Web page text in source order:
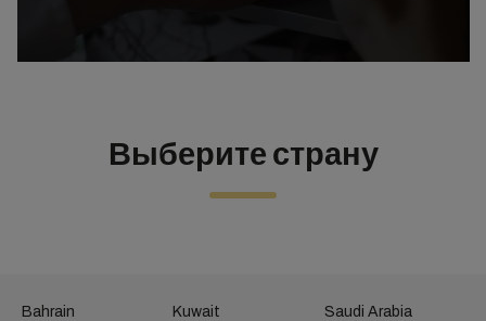
Выберите страну
Bahrain Kuwait Saudi Arabia